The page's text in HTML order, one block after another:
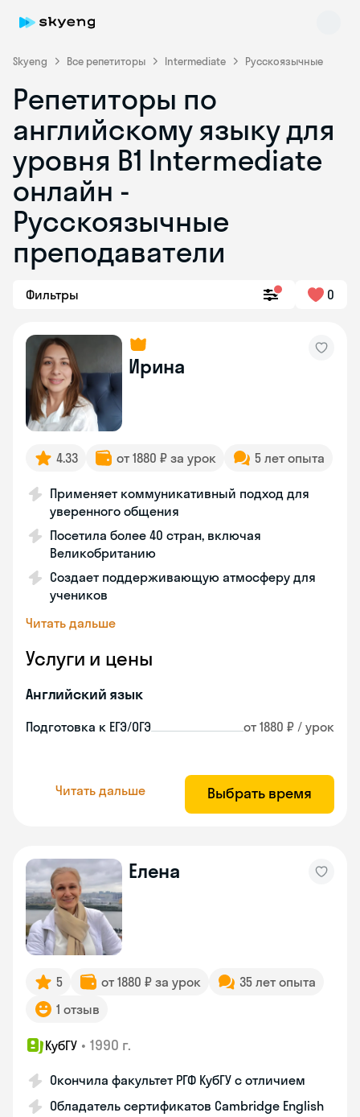
Skyeng Все репетиторы Intermediate Русскоязычные
Репетиторы по
английскому языку для
уровня B1 Intermediate
онлайн -
Русскоязычные
преподаватели
Фильтры 0
Ирина
4.33 от 1880 ₽ за урок 5 лет опыта
Применяет коммуникативный подход для
уверенного общения
Посетила более 40 стран, включая
Великобританию
Создает поддерживающую атмосферу для
учеников
Читать дальше
Услуги и цены
Английский язык
Подготовка к ЕГЭ/ОГЭ от 1880 ₽ / урок
Читать дальше Выбрать время
Елена
5 от 1880 ₽ за урок
35 лет опыта
1 отзыв
КубГУ • 1990 г.
Окончила факультет РГФ КубГУ с отличием
Обладатель сертификатов Cambridge English
online